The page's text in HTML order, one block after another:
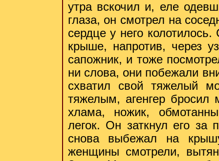
утра вскочил и, еле
глаза, он смотрел на
сердце у него
крыше, напротив, через
сапожник, и тоже
ни слова, они побежали
схватил свой тяжелый
тяжелым, агенгер бросил
хлама, ножик,
легок. Он заткнул его за
снова выбежал на
женщины смотрели,